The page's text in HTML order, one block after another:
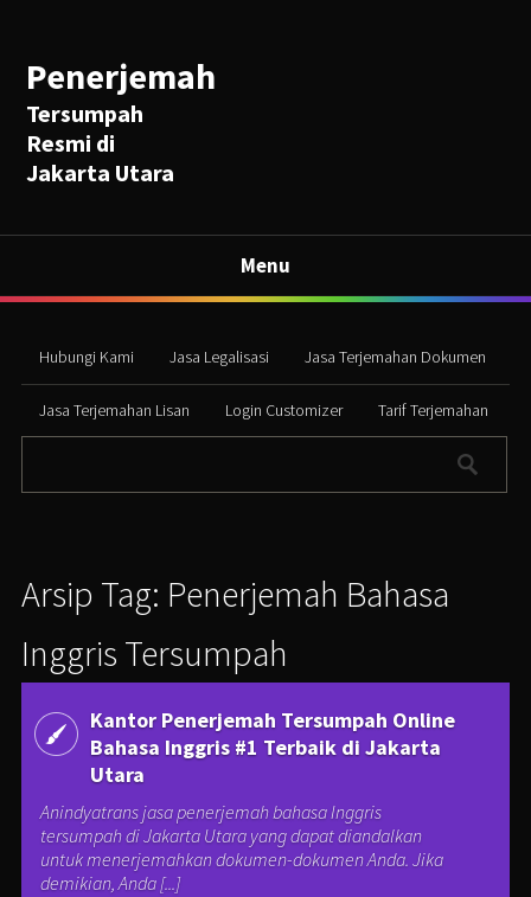
Penerjemah
Tersumpah
Resmi di
Jakarta Utara
Menu
Hubungi Kami Jasa Legalisasi Jasa Terjemahan Dokumen
Jasa Terjemahan Lisan Login Customizer Tarif Terjemahan
Arsip Tag: Penerjemah Bahasa
Inggris Tersumpah
Kantor Penerjemah Tersumpah Online
Bahasa Inggris #1 Terbaik di Jakarta
Utara
Anindyatrans jasa penerjemah bahasa Inggris
tersumpah di Jakarta Utara yang dapat diandalkan
untuk menerjemahkan dokumen-dokumen Anda. Jika
demikian, Anda [...]